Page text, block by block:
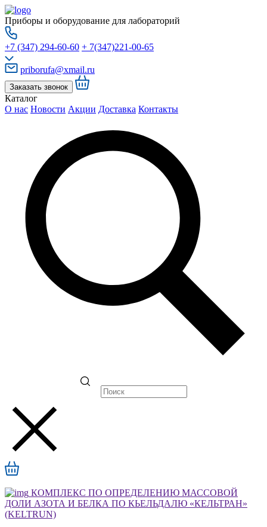
Приборы и оборудование для лабораторий
+7 (347) 294-60-60 + 7(347)221-00-65
priborufa@xmail.ru
Заказать звонок
Каталог
О нас Новости Акции Доставка Контакты
КОМПЛЕКС ПО ОПРЕДЕЛЕНИЮ МАССОВОЙ
ДОЛИ АЗОТА И БЕЛКА ПО КЬЕЛЬДАЛЮ «КЕЛЬТРАН»
(KELTRUN)